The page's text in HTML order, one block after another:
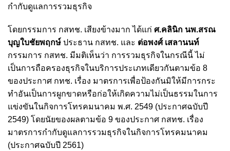
กำกับดูแลการรวมธุรกิจ
โดยกรรมการ กสทช. เสียงข้างมาก ได้แก่ ศ.คลินิก นพ.สรณ
บุญใบชัยพฤกษ์ ประธาน กสทช. และ ต่อพงศ์ เสลานนท์
กรรมการ กสทช. มีมติเห็นว่า การรวมธุรกิจในกรณีนี้ ไม่
เป็นการถือครองธุรกิจในบริการประเภทเดียวกันตามข้อ 8
ของประกาศ กทช. เรื่อง มาตรการเพื่อป้องกันมิให้มีการกระ
ทำอันเป็นการผูกขาดหรือก่อให้เกิดความไม่เป็นธรรมในการ
แข่งขันในกิจการโทรคมนาคม พ.ศ. 2549 (ประกาศฉบับปี
2549) โดยนัยของผลตามข้อ 9 ของประกาศ กสทช. เรื่อง
มาตรการกำกับดูแลการรวมธุรกิจในกิจการโทรคมนาคม
(ประกาศฉบับปี 2561)